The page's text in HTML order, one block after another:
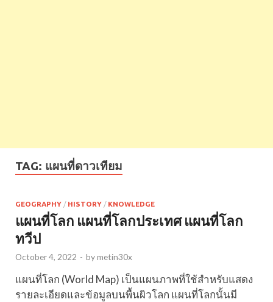
TAG: แผนที่ดาวเทียม
GEOGRAPHY / HISTORY / KNOWLEDGE
แผนที่โลก แผนที่โลกประเทศ แผนที่โลก
ทวีป
October 4, 2022 - bymetin30x
แผนที่โลก (World Map) เป็นแผนภาพที่ใช้สำหรับแสดง
รายละเอียดและข้อมูลบนพื้นผิวโลก แผนที่โลกนั้นมี